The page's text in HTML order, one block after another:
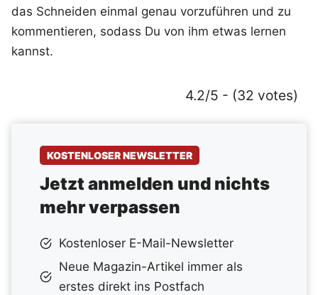
das Schneiden einmal genau vorzuführen und zu
kommentieren, sodass Du von ihm etwas lernen
kannst.
4.2/5 - (32 votes)
KOSTENLOSER NEWSLETTER
Jetzt anmelden und nichts
mehr verpassen
Kostenloser E-Mail-Newsletter
Neue Magazin-Artikel immer als
erstes direkt ins Postfach